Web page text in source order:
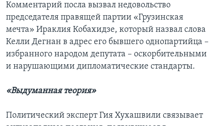
Комментарий посла вызвал недовольство
председателя правящей партии «Грузинская
мечта» Ираклия Кобахидзе, который назвал слова
Келли Дегнан в адрес его бывшего однопартийца –
избранного народом депутата – оскорбительными
и нарушающими дипломатические стандарты.
«Выдуманная теория»
Политический эксперт Гия Хухашвили связывает